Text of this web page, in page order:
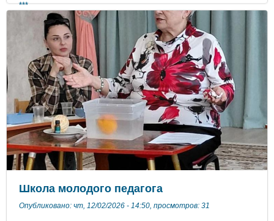
***
Школа молодого педагога
Опубликовано: чт, 12/02/2026 - 14:50, просмотров: 31